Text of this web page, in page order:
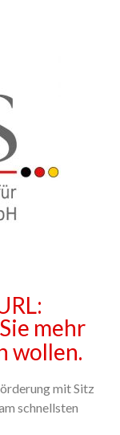
mehr
wollen.
mit Sitz
schnellsten